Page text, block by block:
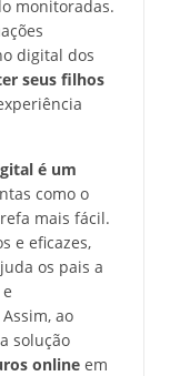
monitoradas.
digital dos
seus filhos
é um
como o
mais fácil.
e eficazes,
os pais a
ao
solução
onlineem